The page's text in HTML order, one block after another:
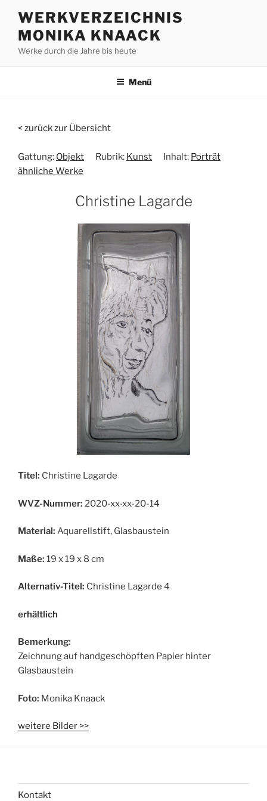
Inhalt
springen
WERKVERZEICHNIS
MONIKA KNAACK
Werke durch die Jahre bis heute
Menü
< zurück zur Übersicht
Gattung: Objekt Rubrik: Kunst Inhalt: Porträt
ähnliche Werke
Christine Lagarde
Titel: Christine Lagarde
WVZ-Nummer: 2020-xx-xx-20-14
Material: Aquarellstift, Glasbaustein
Maße: 19 x 19 x 8 cm
Alternativ-Titel: Christine Lagarde 4
erhältlich
Bemerkung:
Zeichnung auf handgeschöpften Papier hinter
Glasbaustein
Foto: Monika Knaack
weitere Bilder >>
Kontakt